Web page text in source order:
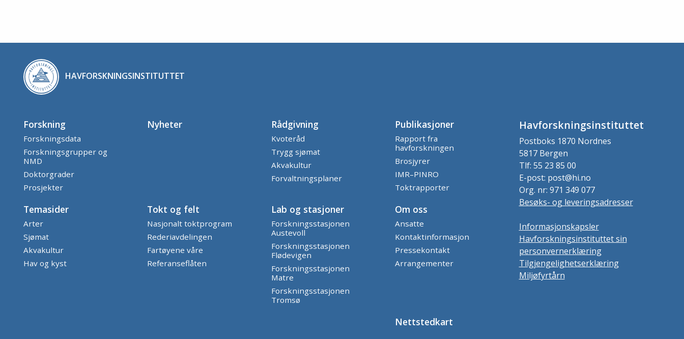
HAVFORSKNINGSINSTITUTTET
Forskning
Forskningsdata
Forskningsgrupper og
NMD
Doktorgrader
Prosjekter
Nyheter Rådgivning
Kvoteråd
Trygg sjømat
Akvakultur
Forvaltningsplaner
Publikasjoner
Rapport fra
havforskningen
Brosjyrer
IMR–PINRO
Toktrapporter
Temasider
Arter
Sjømat
Akvakultur
Hav og kyst
Tokt og felt
Nasjonalt toktprogram
Rederiavdelingen
Fartøyene våre
Referanseflåten
Lab og stasjoner
Forskningsstasjonen
Austevoll
Forskningsstasjonen
Flødevigen
Forskningsstasjonen
Matre
Forskningsstasjonen
Tromsø
Om oss
Ansatte
Kontaktinformasjon
Pressekontakt
Arrangementer
Nettstedkart
Havforskningsinstituttet
Postboks 1870 Nordnes
5817 Bergen
Tlf: 55 23 85 00
E-post: post@hi.no
Org. nr: 971 349 077
Besøks- og leveringsadresser
Informasjonskapsler
Havforskningsinstituttet sin
personvernerklæring
Tilgjengelighetserklæring
Miljøfyrtårn